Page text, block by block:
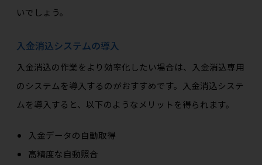
いでしょう。
入金消込システムの導入
入金消込の作業をより効率化したい場合は、入金消込専用
のシステムを導入するのがおすすめです。入金消込システ
ムを導入すると、以下のようなメリットを得られます。
入金データの自動取得
高精度な自動照合